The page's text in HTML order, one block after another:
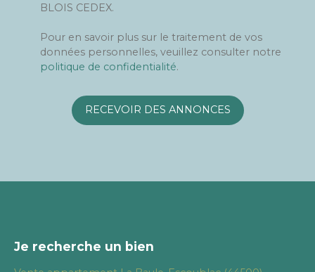
BLOIS CEDEX.
Pour en savoir plus sur le traitement de vos
données personnelles, veuillez consulter notre
politique de confidentialité.
RECEVOIR DES ANNONCES
Je recherche un bien